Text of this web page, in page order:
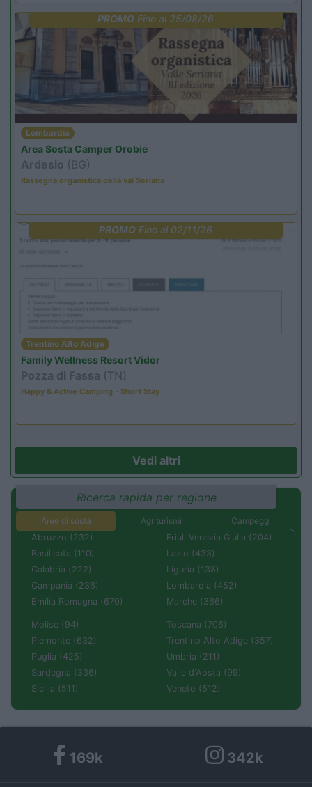
PROMO Fino al 25/08/26
Lombardia
Area Sosta Camper Orobie
Ardesio (BG)
Rassegna organistica della val Seriana
PROMO Fino al 02/11/26
Trentino Alto Adige
Family Wellness Resort Vidor
Pozza di Fassa (TN)
Happy & Active Camping - Short Stay
Vedi altri
Ricerca rapida per regione
Aree di sosta Agriturismi
Campeggi
Abruzzo (232)
Basilicata (110)
Calabria (222)
Campania (236)
Emilia Romagna (670)
Friuli Venezia Giulia (204)
Lazio (433)
Liguria (138)
Lombardia (452)
Marche (366)
Molise (94)
Piemonte (632)
Puglia (425)
Sardegna (336)
Sicilia (511)
Toscana (706)
Trentino Alto Adige (357)
Umbria (211)
Valle d'Aosta (99)
Veneto (512)
169k 342k